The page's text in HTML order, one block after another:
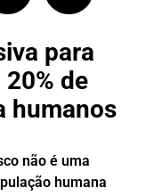
para
de
humanos
não é uma
humana